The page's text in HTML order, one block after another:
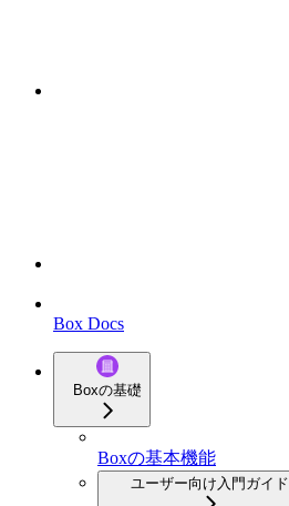
Box Docs
Boxの基礎
Boxの基本機能
ユーザー向け入門ガイド